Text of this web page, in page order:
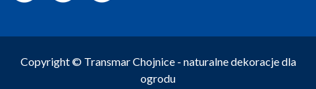
Copyright © Transmar Chojnice - naturalne dekoracje dla
ogrodu